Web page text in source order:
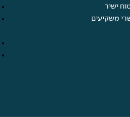
ישיר
משקיעים